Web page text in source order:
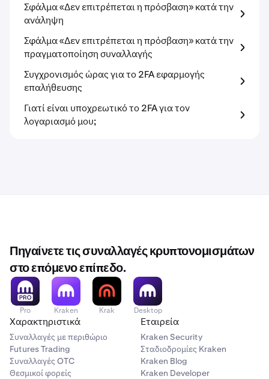
Σφάλμα «Δεν επιτρέπεται η πρόσβαση» κατά την
ανάληψη
Σφάλμα «Δεν επιτρέπεται η πρόσβαση» κατά την
πραγματοποίηση συναλλαγής
Συγχρονισμός ώρας για το 2FA εφαρμογής
επαλήθευσης
Γιατί είναι υποχρεωτικό το 2FA για τον
λογαριασμό μου;
Πηγαίνετε τις συναλλαγές κρυπτονομισμάτων
στο επόμενο επίπεδο.
Pro Kraken Krak Desktop
Χαρακτηριστικά
Συναλλαγές με περιθώριο
Futures Trading
Συναλλαγές OTC
Θεσμικοί φορείς
Εταιρεία
Kraken Security
Σταδιοδρομίες Kraken
Kraken Blog
Kraken Developer